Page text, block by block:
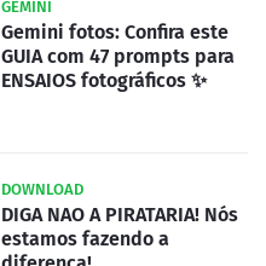
GEMINI
Gemini fotos: Confira este
GUIA com 47 prompts para
ENSAIOS fotográficos ✨
DOWNLOAD
DIGA NAO A PIRATARIA! Nós
estamos fazendo a